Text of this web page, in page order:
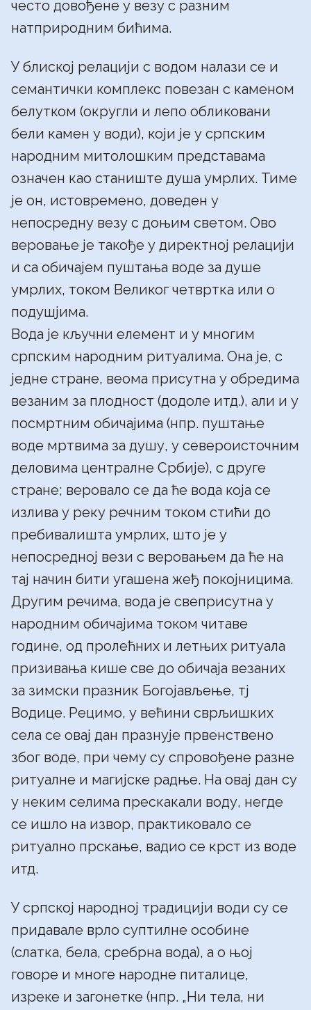
често довођене у везу с разним
натприродним бићима.
У блиској релацији с водом налази се и
семантички комплекс повезан с каменом
белутком (округли и лепо обликовани
бели камен у води), који је у српским
народним митолошким представама
означен као станиште душа умрлих. Тиме
је он, истовремено, доведен у
непосредну везу с доњим светом. Ово
веровање је такође у директној релацији
и са обичајем пуштања воде за душе
умрлих, током Великог четвртка или о
подушјима.
Вода је кључни елемент и у многим
српским народним ритуалима. Она је, с
једне стране, веома присутна у обредима
везаним за плодност (додоле итд.), али и у
посмртним обичајима (нпр. пуштање
воде мртвима за душу, у североисточним
деловима централне Србије), с друге
стране; веровало се да ће вода која се
излива у реку речним током стићи до
пребивалишта умрлих, што је у
непосредној вези с веровањем да ће на
тај начин бити угашена жеђ покојницима.
Другим речима, вода је свеприсутна у
народним обичајима током читаве
године, од пролећних и летњих ритуала
призивања кише све до обичаја везаних
за зимски празник Богојављење, тј
Водице. Рецимо, у већини сврљишких
села се овај дан празнује првенствено
због воде, при чему су спровођене разне
ритуалне и магијске радње. На овај дан су
у неким селима прескакали воду, негде
се ишло на извор, практиковало се
ритуално прскање, вадио се крст из воде
итд.
У српској народној традицији води су се
придавале врло суптилне особине
(слатка, бела, сребрна вода), а о њој
говоре и многе народне питалице,
изреке и загонетке (нпр. „Ни тела, ни